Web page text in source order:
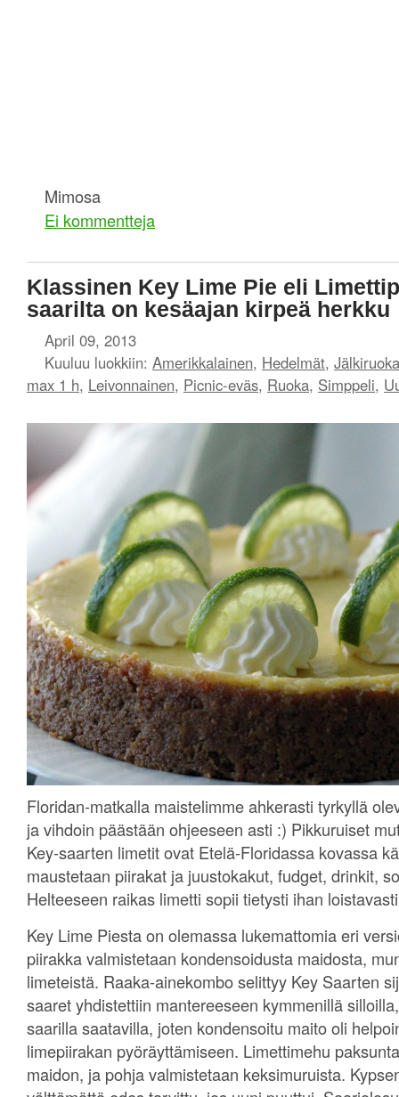
Mimosa
Ei kommentteja
Klassinen Key Lime Pie eli
saarilta on kesäajan kirpeä herkku
April 09, 2013
Kuuluu luokkiin: Amerikkalainen, Hedelmät, Jälkiruoka
max 1 h, Leivonnainen, Picnic-eväs, Ruoka, Simppeli,
Floridan-matkalla maistelimme ahkerasti tyrkyllä
ja vihdoin päästään ohjeeseen asti :) Pikkuruiset
Key-saarten limetit ovat Etelä-Floridassa kovassa
maustetaan piirakat ja juustokakut, fudget, drinkit,
Helteeseen raikas limetti sopii tietysti ihan
Key Lime Piesta on olemassa lukemattomia eri
piirakka valmistetaan kondensoidusta maidosta,
limeteistä. Raaka-ainekombo selittyy Key Saarten
saaret yhdistettiin mantereeseen kymmenillä
saarilla saatavilla, joten kondensoitu maito oli
limepiirakan pyöräyttämiseen. Limettimehu
maidon, ja pohja valmistetaan keksimuruista.